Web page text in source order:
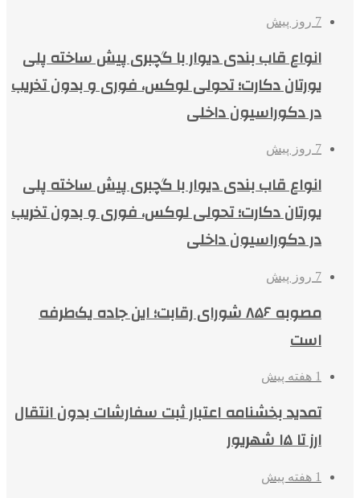
7 روز پیش
انواع قاب بندی دیوار با گچبری پیش ساخته پلی
یورتان دکارت؛ تحولی لوکس، فوری و بدون تخریب
در دکوراسیون داخلی
7 روز پیش
انواع قاب بندی دیوار با گچبری پیش ساخته پلی
یورتان دکارت؛ تحولی لوکس، فوری و بدون تخریب
در دکوراسیون داخلی
7 روز پیش
مصوبه ۸۵۶ شورای رقابت؛ این جاده یک‌طرفه
است
1 هفته پیش
تمدید بخشنامه اعتبار ثبت سفارشات بدون انتقال
ارز تا ۱۵ شهریور
1 هفته پیش